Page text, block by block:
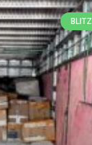
BLITZ